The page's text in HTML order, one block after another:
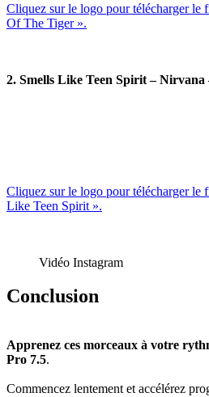
Cliquez sur le logo pour télécharger le
Of The Tiger ».
2. Smells Like Teen Spirit –
Cliquez sur le logo pour télécharger le
Like Teen Spirit ».
Vidéo Instagram
Conclusion
Apprenez ces morceaux à votre
Pro 7.5.
Commencez lentement et accélérez